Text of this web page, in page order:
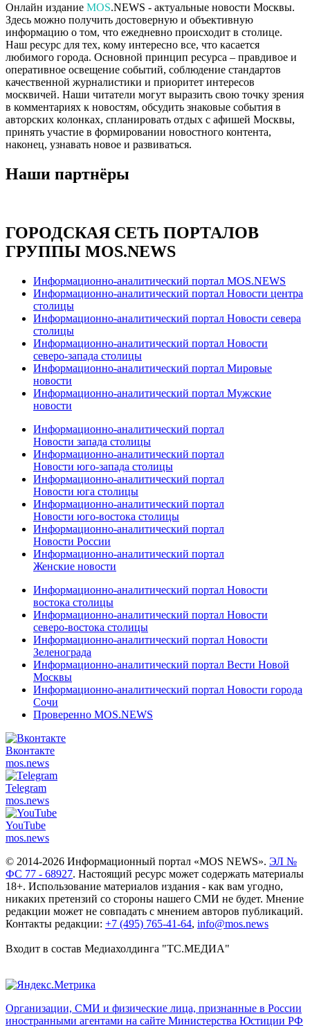
Онлайн издание MOS.NEWS - актуальные новости Москвы.
Здесь можно получить достоверную и объективную
информацию о том, что ежедневно происходит в столице.
Наш ресурс для тех, кому интересно все, что касается
любимого города. Основной принцип ресурса – правдивое и
оперативное освещение событий, соблюдение стандартов
качественной журналистики и приоритет интересов
москвичей. Наши читатели могут выразить свою точку зрения
в комментариях к новостям, обсудить знаковые события в
авторских колонках, спланировать отдых с афишей Москвы,
принять участие в формировании новостного контента,
наконец, узнавать новое и развиваться.
Наши партнёры
ГОРОДСКАЯ СЕТЬ ПОРТАЛОВ
ГРУППЫ MOS.NEWS
Информационно-аналитический портал MOS.NEWS
Информационно-аналитический портал Новости центра
столицы
Информационно-аналитический портал Новости севера
столицы
Информационно-аналитический портал Новости
северо-запада столицы
Информационно-аналитический портал Мировые
новости
Информационно-аналитический портал Мужские
новости
Информационно-аналитический портал
Новости запада столицы
Информационно-аналитический портал
Новости юго-запада столицы
Информационно-аналитический портал
Новости юга столицы
Информационно-аналитический портал
Новости юго-востока столицы
Информационно-аналитический портал
Новости России
Информационно-аналитический портал
Женские новости
Информационно-аналитический портал Новости
востока столицы
Информационно-аналитический портал Новости
северо-востока столицы
Информационно-аналитический портал Новости
Зеленограда
Информационно-аналитический портал Вести Новой
Москвы
Информационно-аналитический портал Новости города
Сочи
Проверенно MOS.NEWS
Вконтакте
mos.news
Telegram
mos.news
YouTube
mos.news
© 2014-2026 Информационный портал «MOS NEWS». ЭЛ №
ФС 77 - 68927. Настоящий ресурс может содержать материалы
18+. Использование материалов издания - как вам угодно,
никаких претензий со стороны нашего СМИ не будет. Мнение
редакции может не совпадать с мнением авторов публикаций.
Контакты редакции: +7 (495) 765-41-64, info@mos.news
Входит в состав Медиахолдинга "ТС.МЕДИА"
Организации, СМИ и физические лица, признанные в России
иностранными агентами на сайте Министерства Юстиции РФ